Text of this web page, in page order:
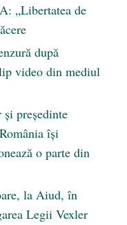
„Libertatea de
după
video din mediul
președinte
își
o parte din
la Aiud, în
Legii Vexler